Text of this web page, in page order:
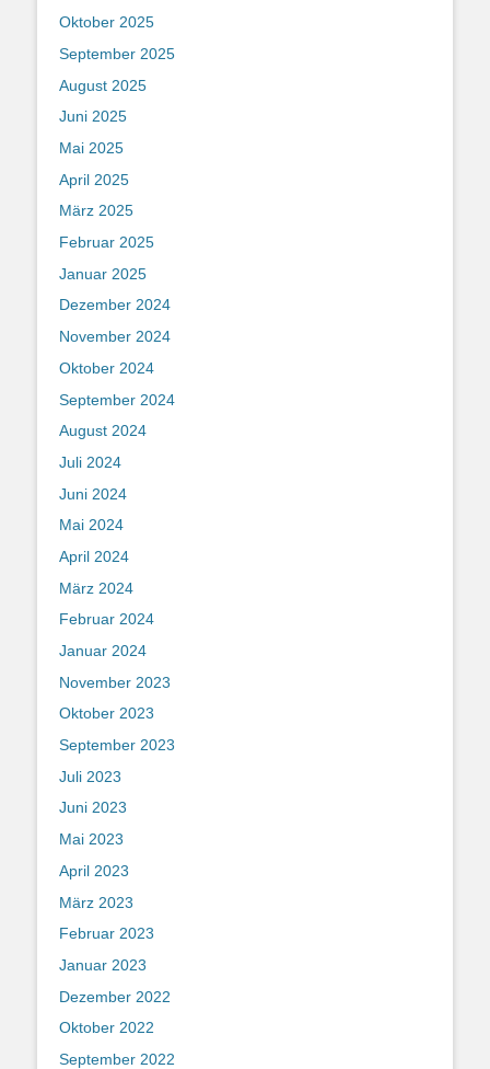
Oktober 2025
September 2025
August 2025
Juni 2025
Mai 2025
April 2025
März 2025
Februar 2025
Januar 2025
Dezember 2024
November 2024
Oktober 2024
September 2024
August 2024
Juli 2024
Juni 2024
Mai 2024
April 2024
März 2024
Februar 2024
Januar 2024
November 2023
Oktober 2023
September 2023
Juli 2023
Juni 2023
Mai 2023
April 2023
März 2023
Februar 2023
Januar 2023
Dezember 2022
Oktober 2022
September 2022